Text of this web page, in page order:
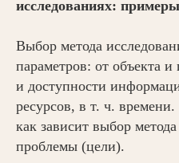
исследованиях: примеры
Выбор метода
параметров: от объекта и
и доступности
ресурсов, в т. ч.
как зависит выбор
проблемы (цели).